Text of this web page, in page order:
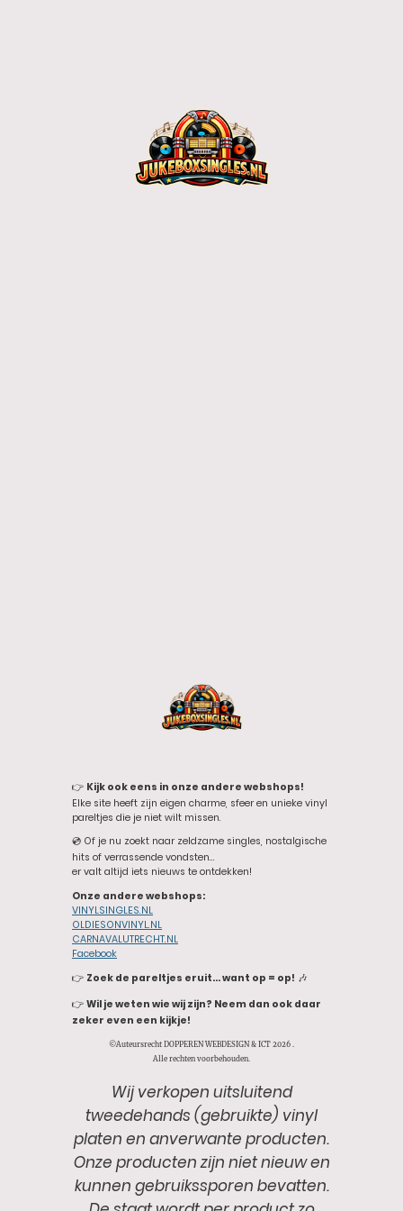
👉 Kijk ook eens in onze andere webshops!
Elke site heeft zijn eigen charme, sfeer en unieke vinyl
pareltjes die je niet wilt missen.
💿 Of je nu zoekt naar zeldzame singles, nostalgische
hits of verrassende vondsten…
er valt altijd iets nieuws te ontdekken!
Onze andere webshops:
VINYLSINGLES.NL
OLDIESONVINYL.NL
CARNAVALUTRECHT.NL
Facebook
👉 Zoek de pareltjes eruit… want op = op! 🎶
👉 Wil je weten wie wij zijn? Neem dan ook daar
zeker even een kijkje!
©Auteursrecht DOPPEREN WEBDESIGN & ICT 2026 .
Alle rechten voorbehouden.
Wij verkopen uitsluitend
tweedehands (gebruikte) vinyl
platen en anverwante producten.
Onze producten zijn niet nieuw en
kunnen gebruikssporen bevatten.